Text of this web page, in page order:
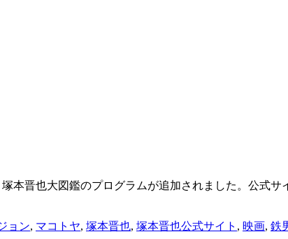
本晋也大図鑑のプログラムが追加されました。公式サ
ョン, マコトヤ, 塚本晋也, 塚本晋也公式サイト , 映画, 鉄